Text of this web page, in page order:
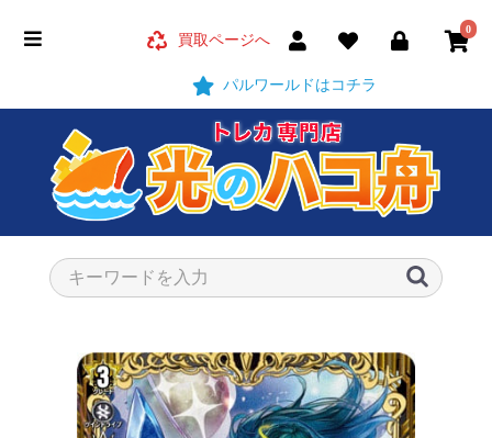
買取ページへ
パルワールドはコチラ
0